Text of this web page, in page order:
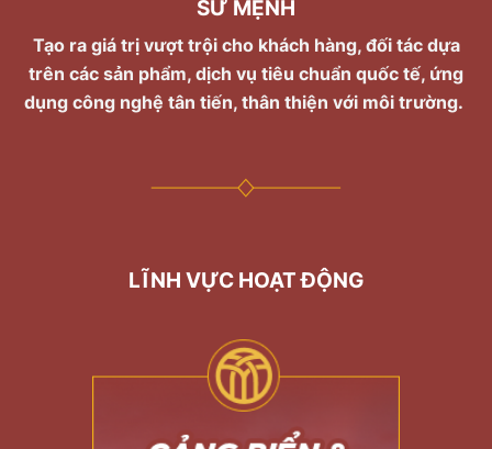
SỨ MỆNH
Tạo ra giá trị vượt trội cho khách hàng, đối tác dựa
trên các sản phẩm, dịch vụ tiêu chuẩn quốc tế, ứng
dụng công nghệ tân tiến, thân thiện với môi trường.
LĨNH VỰC HOẠT ĐỘNG